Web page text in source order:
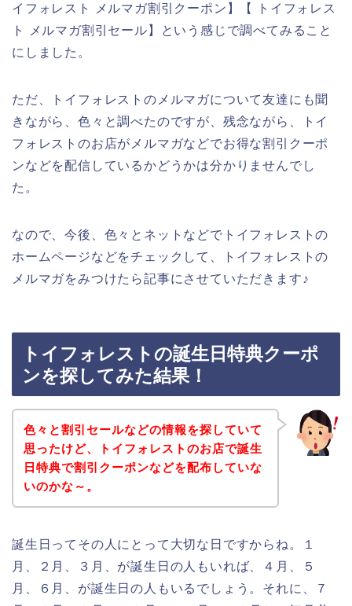
イフォレスト メルマガ割引クーポン】【 トイフォレス
ト メルマガ割引セール】という感じで調べてみること
にしました。
ただ、トイフォレストのメルマガについて友達にも聞
きながら、色々と調べたのですが、残念ながら、トイ
フォレストのお店がメルマガなどでお得な割引クーポ
ンなどを配信しているかどうかは分かりませんでし
た。
なので、今後、色々とネットなどでトイフォレストの
ホームページなどをチェックして、トイフォレストの
メルマガをみつけたら記事にさせていただきます♪
トイフォレストの誕生日特典クーポ
ンを探してみた結果！
色々と割引セールなどの情報を探していて
思ったけど、トイフォレストのお店で誕生
日特典で割引クーポンなどを配布していな
いのかな～。
誕生日ってその人にとって大切な日ですからね。１
月、２月、３月、が誕生日の人もいれば、４月、５
月、６月、が誕生日の人もいるでしょう。それに、７